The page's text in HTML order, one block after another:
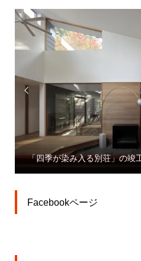

「四季が染み入る別荘」の竣工写
Facebookページ